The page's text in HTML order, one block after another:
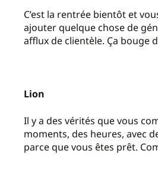
C’est la rentrée bientôt et
ajouter quelque chose de
afflux de clientèle. Ça bouge
Lion
Il y a des vérités que vous
moments, des heures, avec
parce que vous êtes prêt.